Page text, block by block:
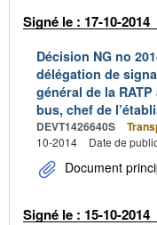
Signé le : 17-10-2014
Décision NG no
délégation de
général de la
bus, chef de
DEVT1426640S
10-2014
Date de
Document
Signé le : 15-10-2014